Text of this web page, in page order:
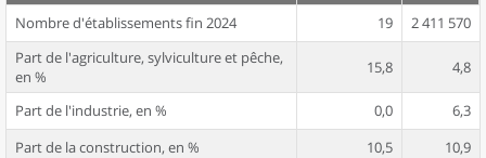
Nombre d'établissements fin 2024
19
2 411 570
Part de l'agriculture, sylviculture et pêche,
en %
15,8 4,8
Part de l'industrie, en % 0,0
6,3
Part de la construction, en %
10,5
10,9